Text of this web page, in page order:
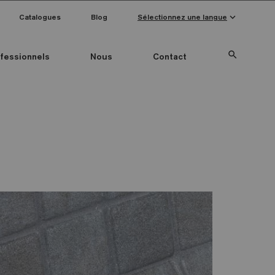
Nous Contact search
Catalogues Blog Sélectionnez une langue keyboard_arrow_down